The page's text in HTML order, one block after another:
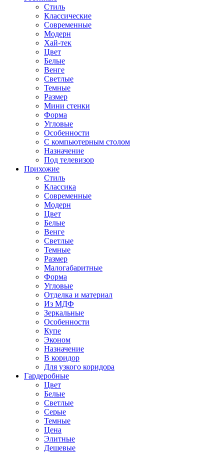
Стиль
Классические
Современные
Модерн
Хай-тек
Цвет
Белые
Венге
Светлые
Темные
Размер
Мини стенки
Форма
Угловые
Особенности
С компьютерным столом
Назначение
Под телевизор
Прихожие
Стиль
Классика
Современные
Модерн
Цвет
Белые
Венге
Светлые
Темные
Размер
Малогабаритные
Форма
Угловые
Отделка и материал
Из МДФ
Зеркальные
Особенности
Купе
Эконом
Назначение
В коридор
Для узкого коридора
Гардеробные
Цвет
Белые
Светлые
Серые
Темные
Цена
Элитные
Дешевые